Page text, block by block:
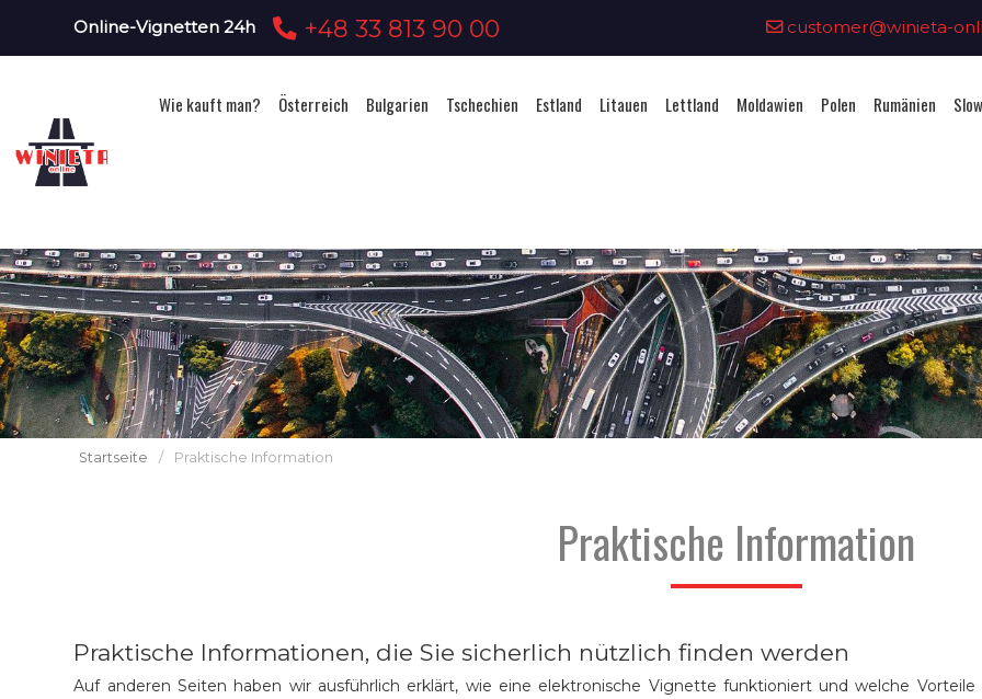
Online-Vignetten 24h +48 33 813 90 00 customer@winieta-
Wie kauft man? Österreich Bulgarien Tschechien Estland Litauen Lettland Moldawien Polen Rumänien
Startseite / Praktische Information
Praktische Information
Praktische Informationen, die Sie sicherlich nützlich finden werden
Auf anderen Seiten haben wir ausführlich erklärt, wie eine elektronische Vignette funktioniert und welche